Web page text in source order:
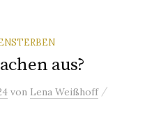
aus?
von Lena Weißhoff /